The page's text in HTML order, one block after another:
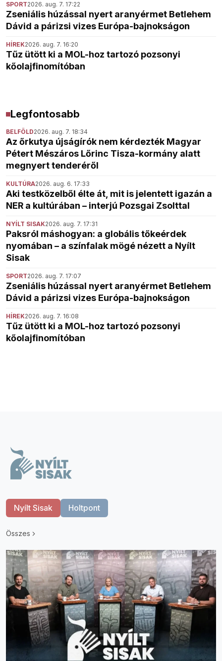
SPORT2026. aug. 7. 17:22
Zseniális húzással nyert aranyérmet Betlehem
Dávid a párizsi vizes Európa-bajnokságon
HÍREK2026. aug. 7. 16:20
Tűz ütött ki a MOL-hoz tartozó pozsonyi
kőolajfinomítóban
Legfontosabb
BELFÖLD2026. aug. 7. 18:34
Az őrkutya újságírók nem kérdezték Magyar
Pétert Mészáros Lőrinc Tisza-kormány alatt
megnyert tenderéről
KULTÚRA2026. aug. 6. 17:33
Aki testközelből élte át, mit is jelentett igazán a
NER a kultúrában – interjú Pozsgai Zsolttal
NYÍLT SISAK2026. aug. 7. 17:31
Paksról máshogyan: a globális tőkeérdek
nyomában – a színfalak mögé nézett a Nyílt
Sisak
SPORT2026. aug. 7. 17:07
Zseniális húzással nyert aranyérmet Betlehem
Dávid a párizsi vizes Európa-bajnokságon
HÍREK2026. aug. 7. 16:08
Tűz ütött ki a MOL-hoz tartozó pozsonyi
kőolajfinomítóban
Nyílt Sisak Holtpont
Összes